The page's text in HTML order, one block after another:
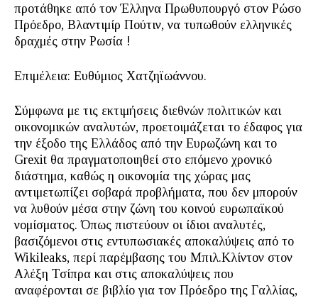
προτάθηκε από τον Έλληνα Πρωθυπουργό στον Ρώσο
Πρόεδρο, Βλαντιμίρ Πούτιν, να τυπωθούν ελληνικές
δραχμές στην Ρωσία !
Επιμέλεια: Ευθύμιος Χατζηϊωάννου.
Σύμφωνα με τις εκτιμήσεις διεθνών πολιτικών και
οικονομικών αναλυτών, προετοιμάζεται το έδαφος για
την έξοδο της Ελλάδος από την Ευρωζώνη και το
Grexit θα πραγματοποιηθεί στο επόμενο χρονικό
διάστημα, καθώς η οικονομία της χώρας μας
αντιμετωπίζει σοβαρά προβλήματα, που δεν μπορούν
να λυθούν μέσα στην ζώνη του κοινού ευρωπαϊκού
νομίσματος. Όπως πιστεύουν οι ίδιοι αναλυτές,
βασιζόμενοι στις εντυπωσιακές αποκαλύψεις από το
Wikileaks, περί παρέμβασης του Μπιλ.Κλίντον στον
Αλέξη Τσίπρα και στις αποκαλύψεις που
αναφέρονται σε βιβλίο για τον Πρόεδρο της Γαλλίας,